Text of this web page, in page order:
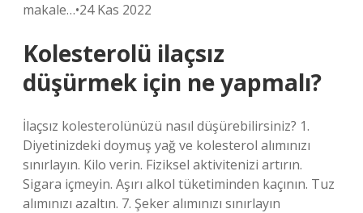
makale…•24 Kas 2022
Kolesterolü ilaçsız
düşürmek için ne yapmalı?
İlaçsız kolesterolünüzü nasıl düşürebilirsiniz? 1.
Diyetinizdeki doymuş yağ ve kolesterol alımınızı
sınırlayın. Kilo verin. Fiziksel aktivitenizi artırın.
Sigara içmeyin. Aşırı alkol tüketiminden kaçının. Tuz
alımınızı azaltın. 7. Şeker alımınızı sınırlayın